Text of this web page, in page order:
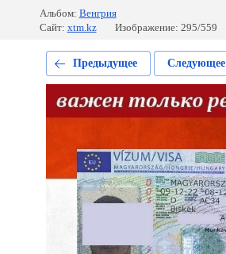
Альбом: Венгрия
Сайт: xtm.kz Изображение: 295/559
Предыдущее Следующее